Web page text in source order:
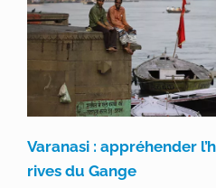
Varanasi : appréhender
rives du Gange